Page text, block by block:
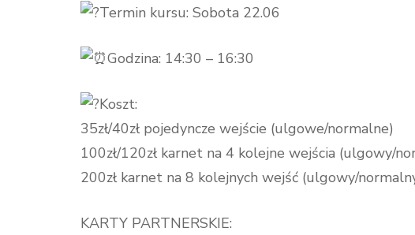
Termin kursu: Sobota 22.06
Godzina: 14:30 – 16:30
Koszt:
35zł/40zł pojedyncze wejście (ulgowe/normalne)
100zł/120zł karnet na 4 kolejne wejścia (ulgowy/
200zł karnet na 8 kolejnych wejść (ulgowy/
KARTY PARTNERSKIE: